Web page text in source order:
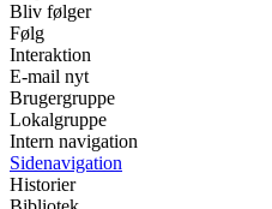
Bliv følger
Følg
Interaktion
E-mail nyt
Brugergruppe
Lokalgruppe
Intern navigation
Sidenavigation
Historier